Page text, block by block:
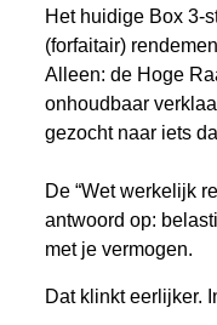
Het huidige Box 3-
(forfaitair)
Alleen: de Hoge
onhoudbaar
gezocht naar iets
De “Wet werkelijk
antwoord op:
met je vermogen.
Dat klinkt eerlijker.